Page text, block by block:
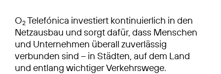
O2Telefónica investiert kontinuierlich in den
Netzausbau und sorgt dafür, dass Menschen
und Unternehmen überall zuverlässig
verbunden sind – in Städten, auf dem Land
und entlang wichtiger Verkehrswege.